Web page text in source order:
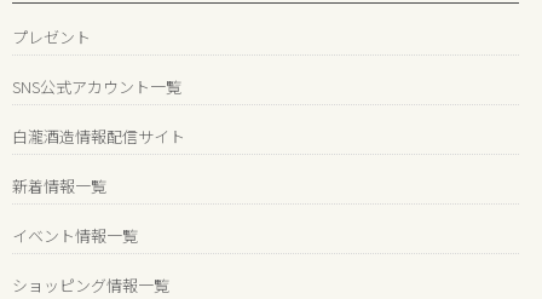
プレゼント
SNS公式アカウント一覧
白瀧酒造情報配信サイト
新着情報一覧
イベント情報一覧
ショッピング情報一覧